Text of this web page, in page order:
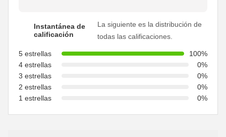
Instantánea de
calificación
La siguiente es la distribución de
todas las calificaciones.
5 estrellas
100%
4 estrellas
0%
3 estrellas
0%
2 estrellas
0%
1 estrellas
0%